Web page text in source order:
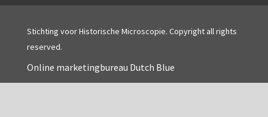
Bleeker, statief R (ca. 1965)
Meopta, ‘veld’microscoop (1965-1980)
‘Junior’ type, USSR (1970-1980)
Stichting voor Historische Microscopie. Copyright all rights
reserved.
Online marketingbureau Dutch Blue